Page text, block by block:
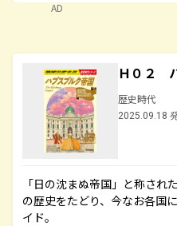
AD
Ｈ０２
歴史時代
2025.09.18
「日の沈まぬ帝国」と称さ
の歴史をたどり、今なお各国
イド。